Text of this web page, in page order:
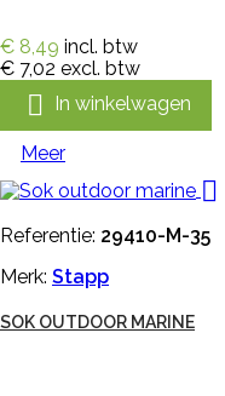
€ 8,49 incl. btw
€ 7,02 excl. btw
 In winkelwagen
Meer

Referentie: 29410-M-35
Merk: Stapp
SOK OUTDOOR MARINE